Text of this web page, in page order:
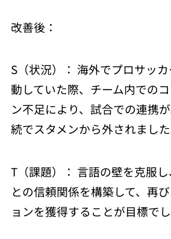
改善後：
S（状況）： 海外でプロサッ
動していた際、チーム内での
ン不足により、試合での連携
続でスタメンから外されました
T（課題）： 言語の壁を克服
との信頼関係を構築して、再
ョンを獲得することが目標でし